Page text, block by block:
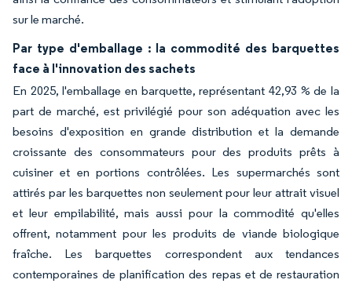
sur le marché.
Par type d'emballage : la commodité des barquettes
face à l'innovation des sachets
En 2025, l'emballage en barquette, représentant 42,93 % de la
part de marché, est privilégié pour son adéquation avec les
besoins d'exposition en grande distribution et la demande
croissante des consommateurs pour des produits prêts à
cuisiner et en portions contrôlées. Les supermarchés sont
attirés par les barquettes non seulement pour leur attrait visuel
et leur empilabilité, mais aussi pour la commodité qu'elles
offrent, notamment pour les produits de viande biologique
fraîche. Les barquettes correspondent aux tendances
contemporaines de planification des repas et de restauration